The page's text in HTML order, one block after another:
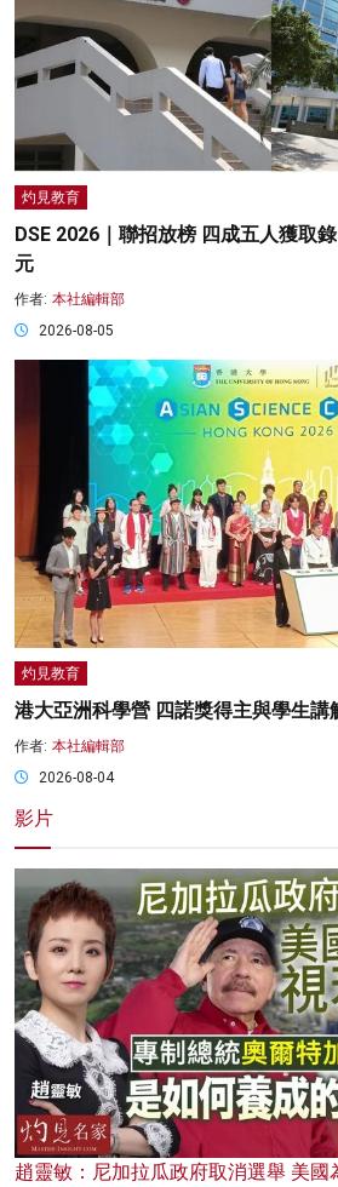
灼見教育
DSE 2026｜聯招放榜 四成五人獲取
元
作者: 本社編輯部
2026-08-05
灼見教育
港大亞洲科學營 四諾獎得主與學生講
作者: 本社編輯部
2026-08-04
影片
趙靈敏：尼加拉瓜政府取消選舉 美